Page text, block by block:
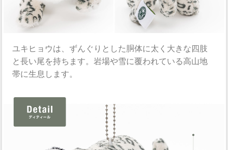
ユキヒョウは、ずんぐりとした胴体に太く大きな四肢
と長い尾を持ちます。岩場や雪に覆われている高山地
帯に生息します。